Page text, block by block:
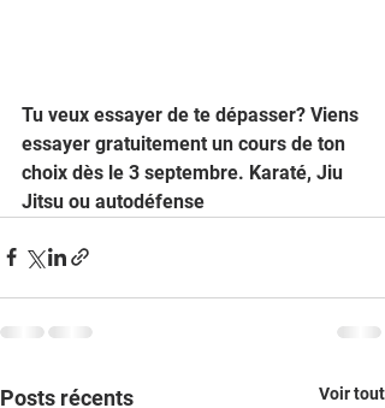
Tu veux essayer de te dépasser? Viens
essayer gratuitement un cours de ton
choix dès le 3 septembre. Karaté, Jiu
Jitsu ou autodéfense
Posts récents Voir tout